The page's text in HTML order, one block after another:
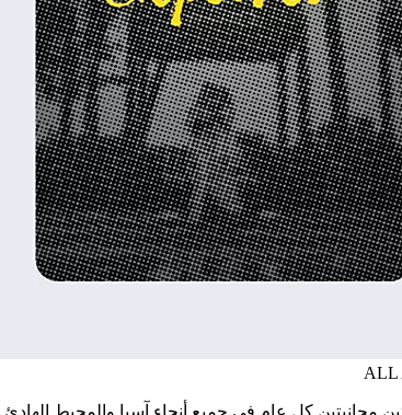
ALL
مجانيتين كل عام في جميع أنحاء آسيا والمحيط الهادئ.